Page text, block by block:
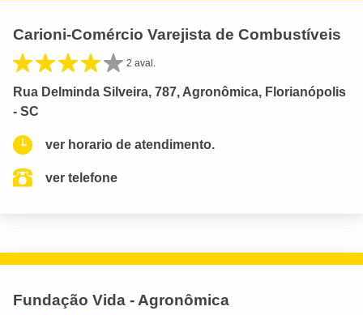
Carioni-Comércio Varejista de Combustíveis
2 aval.
Rua Delminda Silveira, 787, Agronômica, Florianópolis
- SC
ver horario de atendimento.
ver telefone
Fundação Vida - Agronômica